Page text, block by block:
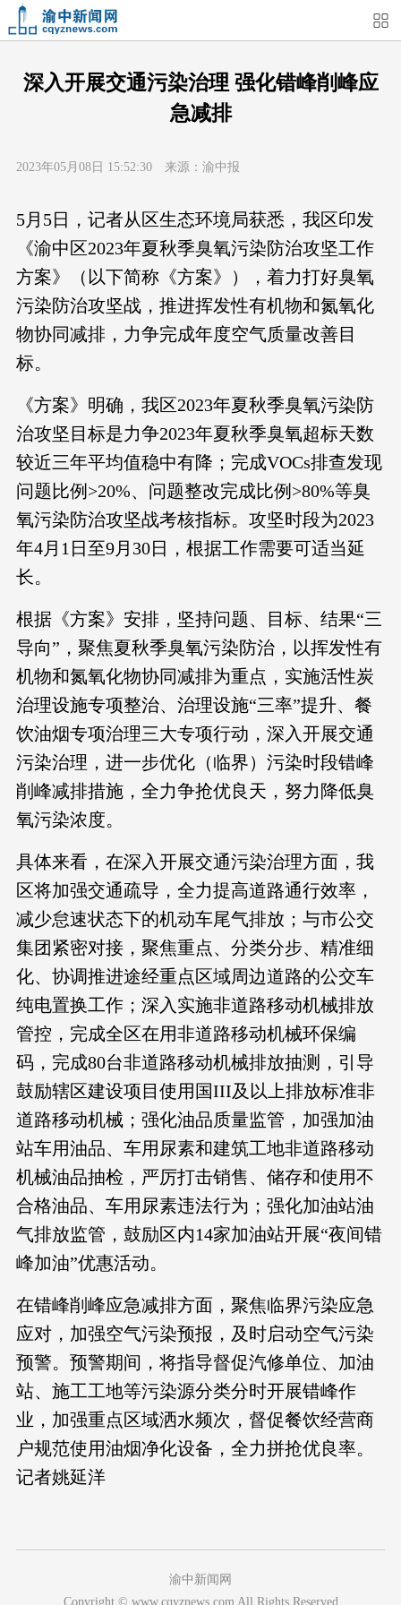
首页 媒体关注 今日头条 热点新闻
游在渝中 购在渝中 娱在渝中 美图集
形象片 短视频 荟睛彩 直播回看
深入开展交通污染治理 强化错峰削峰应
急减排
2023年05月08日 15:52:30 来源：渝中报
5月5日，记者从区生态环境局获悉，我区印发
《渝中区2023年夏秋季臭氧污染防治攻坚工作
方案》（以下简称《方案》），着力打好臭氧
污染防治攻坚战，推进挥发性有机物和氮氧化
物协同减排，力争完成年度空气质量改善目
标。
《方案》明确，我区2023年夏秋季臭氧污染防
治攻坚目标是力争2023年夏秋季臭氧超标天数
较近三年平均值稳中有降；完成VOCs排查发现
问题比例>20%、问题整改完成比例>80%等臭
氧污染防治攻坚战考核指标。攻坚时段为2023
年4月1日至9月30日，根据工作需要可适当延
长。
根据《方案》安排，坚持问题、目标、结果“三
导向”，聚焦夏秋季臭氧污染防治，以挥发性有
机物和氮氧化物协同减排为重点，实施活性炭
治理设施专项整治、治理设施“三率”提升、餐
饮油烟专项治理三大专项行动，深入开展交通
污染治理，进一步优化（临界）污染时段错峰
削峰减排措施，全力争抢优良天，努力降低臭
氧污染浓度。
具体来看，在深入开展交通污染治理方面，我
区将加强交通疏导，全力提高道路通行效率，
减少怠速状态下的机动车尾气排放；与市公交
集团紧密对接，聚焦重点、分类分步、精准细
化、协调推进途经重点区域周边道路的公交车
纯电置换工作；深入实施非道路移动机械排放
管控，完成全区在用非道路移动机械环保编
码，完成80台非道路移动机械排放抽测，引导
鼓励辖区建设项目使用国III及以上排放标准非
道路移动机械；强化油品质量监管，加强加油
站车用油品、车用尿素和建筑工地非道路移动
机械油品抽检，严厉打击销售、储存和使用不
合格油品、车用尿素违法行为；强化加油站油
气排放监管，鼓励区内14家加油站开展“夜间错
峰加油”优惠活动。
在错峰削峰应急减排方面，聚焦临界污染应急
应对，加强空气污染预报，及时启动空气污染
预警。预警期间，将指导督促汽修单位、加油
站、施工工地等污染源分类分时开展错峰作
业，加强重点区域洒水频次，督促餐饮经营商
户规范使用油烟净化设备，全力拼抢优良率。
记者姚延洋
渝中新闻网
Copyright © www.cqyznews.com All Rights Reserved